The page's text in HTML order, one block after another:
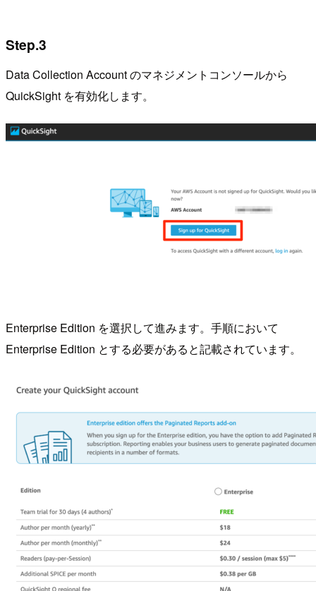
Step.3
Data Collection Account のマネジメントコンソールから
QuickSight を有効化します。
Enterprise Edition を選択して進みます。手順において
Enterprise Edition とする必要があると記載されています。